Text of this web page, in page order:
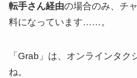
転手さん経由の場合のみ、チ
料になっています……。
「Grab」は、オンラインタク
ね。